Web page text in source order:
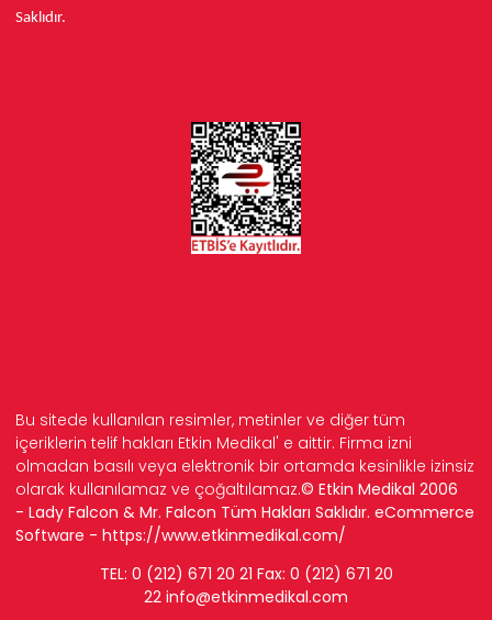
Saklıdır.
Bu sitede kullanılan resimler, metinler ve diğer tüm
içeriklerin telif hakları Etkin Medikal' e aittir. Firma izni
olmadan basılı veya elektronik bir ortamda kesinlikle izinsiz
olarak kullanılamaz ve çoğaltılamaz.© Etkin Medikal 2006
- Lady Falcon & Mr. Falcon Tüm Hakları Saklıdır. eCommerce
Software - https://www.etkinmedikal.com/
TEL: 0 (212) 671 20 21 Fax: 0 (212) 671 20
22 info@etkinmedikal.com